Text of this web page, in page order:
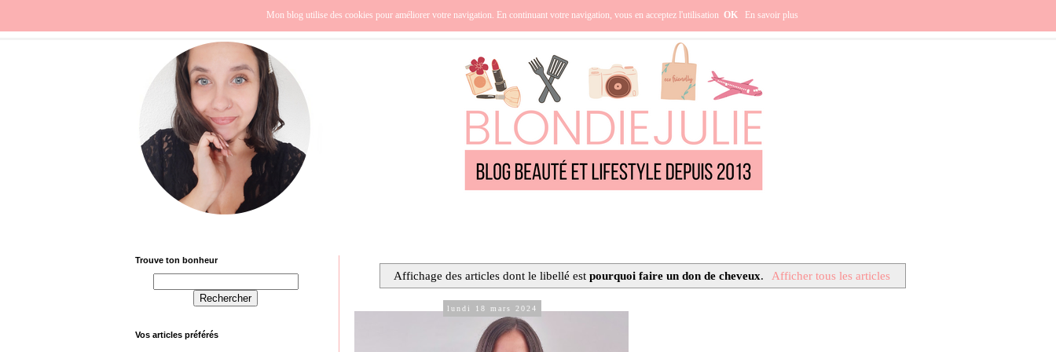
Europe France Océanie Lifestyle Cuisine Culture Qui suis-je ?
Affichage des articles dont le libellé est pourquoi faire un don de cheveux. Afficher tous les articles
lundi 18 mars 2024
Trouve ton bonheur
Vos articles préférés
Mon blog utilise des cookies pour améliorer votre navigation. En continuant votre navigation, vous en acceptez l'utilisation OK En savoir plus